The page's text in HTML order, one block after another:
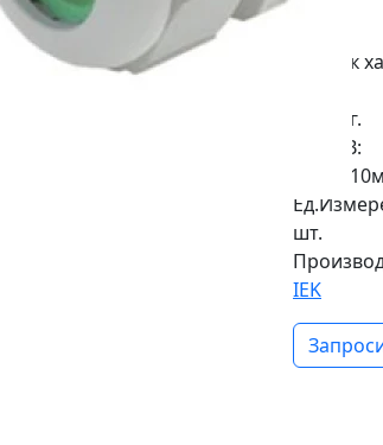
Список
0,003кг.
ДxШxВ:
10мм/
шт.
IEK